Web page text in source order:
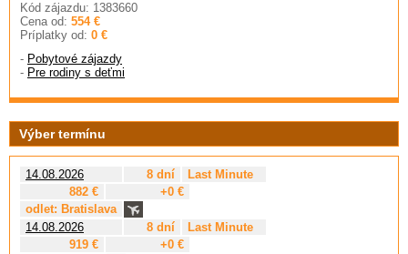
Kód zájazdu: 1383660
Cena od: 554 €
Príplatky od: 0 €
- Pobytové zájazdy
- Pre rodiny s deťmi
Výber termínu
14.08.2026 8 dní
Last Minute
882 €
+0 €
odlet: Bratislava
14.08.2026
8 dní
Last Minute
919 €
+0 €